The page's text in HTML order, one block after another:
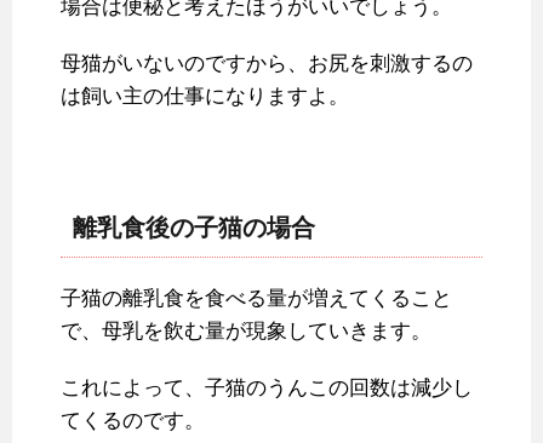
場合は便秘と考えたほうがいいでしょう。
母猫がいないのですから、お尻を刺激するの
は飼い主の仕事になりますよ。
離乳食後の子猫の場合
子猫の離乳食を食べる量が増えてくること
で、母乳を飲む量が現象していきます。
これによって、子猫のうんこの回数は減少し
てくるのです。